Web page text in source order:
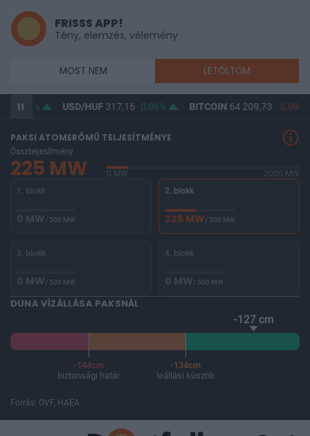
FRISSS APP!
Tény, elemzés, vélemény
MOST NEM LETÖLTÖM
0,01% USD/HUF317,16 0,06% BITCOIN64 209,73 -0,09%
PAKSI ATOMERŐMŰ TELJESÍTMÉNYE
Összteljesítmény
225 MW 0 MW
2000 MW
1. blokk
0 MW/ 500 MW
2. blokk
225 MW/ 500 MW
3. blokk
0 MW/ 500 MW
4. blokk
0 MW/ 500 MW
DUNA VÍZÁLLÁSA PAKSNÁL
-127 cm
-144cm
biztonsági határ
-134cm
leállási küszöb
Forrás: OVF, HAEA